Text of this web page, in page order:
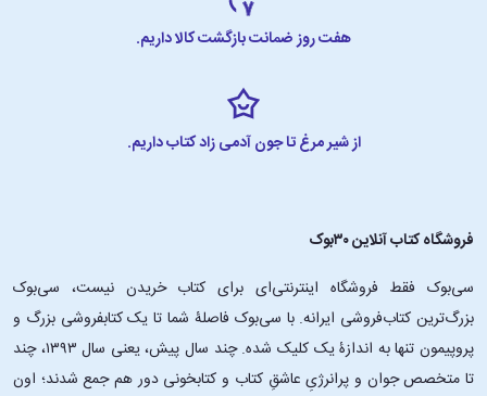
هفت روز ضمانت بازگشت کالا داریم.
از شیر مرغ تا جون آدمی زاد کتاب داریم.
فروشگاه کتاب آنلاین ۳۰بوک
سی‌بوک فقط فروشگاه اینترنتی‌ای برای کتاب خریدن نیست، سی‌بوک
بزرگ‌ترین کتاب‌فروشی ایرانه. با سی‌بوک فاصلۀ شما تا یک کتابفروشی بزرگ و
پروپیمون تنها به اندازۀ یک کلیک شده. چند سال پیش، یعنی سال ۱۳۹۳، چند
تا متخصص جوان و پرانرژیِ عاشقِ کتاب و کتابخونی دور هم جمع شدند؛ اون‌